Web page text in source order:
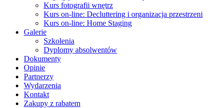
Kurs fotografii wnętrz
Kurs on-line: Decluttering i organizacja przestrzeni
Kurs on-line: Home Staging
Galerie
Szkolenia
Dyplomy absolwentów
Dokumenty
Opinie
Partnerzy
Wydarzenia
Kontakt
Zakupy z rabatem